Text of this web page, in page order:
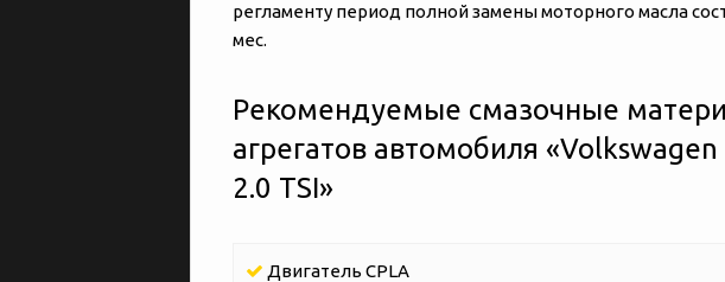
регламенту период полной замены моторного масла
мес.
Рекомендуемые смазочные
агрегатов автомобиля
2.0 TSI»
Двигатель CPLA